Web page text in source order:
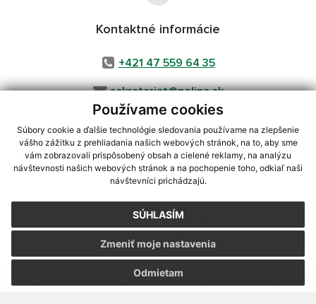
Používame cookies
Súbory cookie a ďalšie technológie sledovania používame na zlepšenie
vášho zážitku z prehliadania našich webových stránok, na to, aby sme
vám zobrazovali prispôsobený obsah a cielené reklamy, na analýzu
návštevnosti našich webových stránok a na pochopenie toho, odkiaľ naši
návštevníci prichádzajú.
SÚHLASÍM
Odmietam
Zmeniť moje nastavenia
Kontaktné informácie
+421 47 559 64 35
sekretariat@polina.sk
využite možnosť získavania aktuálnych informácií s využitím RSS
CMS systém (redakčný) systém ECHELON 2,Mapa stránok,web portál
webex.digital, s.r.o.,domény,registrácia domény
Posledná aktualizácia:25.05.2026
Vytlačiť stránku|Vyhlásenie o prístupnosti